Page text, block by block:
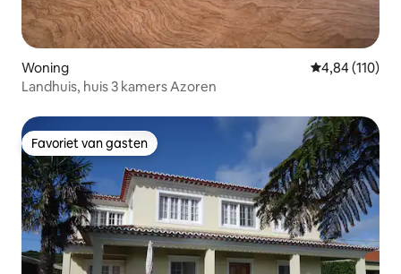
Woning Gemiddelde
4,84 (110)
Landhuis, huis 3 kamers Azoren
Favoriet van gasten
Favoriet van gasten